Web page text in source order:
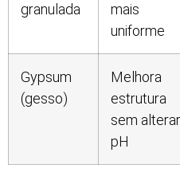
granulada
mais
uniforme
Gypsum
(gesso)
Melhora
estrutura
sem alterar
pH